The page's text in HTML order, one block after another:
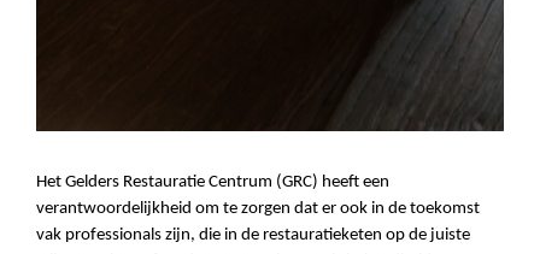
Het Gelders Restauratie Centrum (GRC) heeft een
verantwoordelijkheid om te zorgen dat er ook in de toekomst
vak professionals zijn, die in de restauratieketen op de juiste